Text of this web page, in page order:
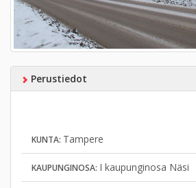
Perustiedot
KUNTA: Tampere
KAUPUNGINOSA: I kaupunginosa Näsi